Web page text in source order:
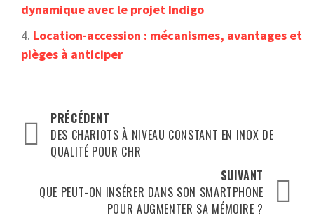
dynamique avec le projet Indigo
Location-accession : mécanismes, avantages et
pièges à anticiper
Navigation
d’article
PRÉCÉDENT
DES CHARIOTS À NIVEAU CONSTANT EN INOX DE
QUALITÉ POUR CHR
SUIVANT
QUE PEUT-ON INSÉRER DANS SON SMARTPHONE
POUR AUGMENTER SA MÉMOIRE ?